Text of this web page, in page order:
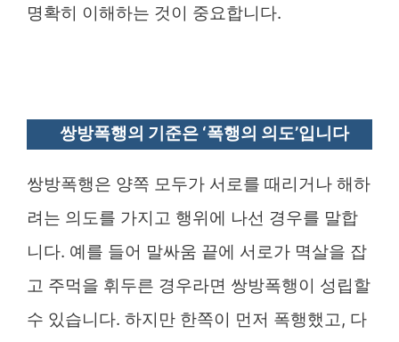
명확히 이해하는 것이 중요합니다.
쌍방폭행의 기준은 ‘폭행의 의도’입니다
쌍방폭행은 양쪽 모두가 서로를 때리거나 해하
려는 의도를 가지고 행위에 나선 경우를 말합
니다. 예를 들어 말싸움 끝에 서로가 멱살을 잡
고 주먹을 휘두른 경우라면 쌍방폭행이 성립할
수 있습니다. 하지만 한쪽이 먼저 폭행했고, 다